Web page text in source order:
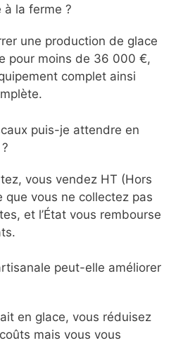
la ferme ?
une production de glace
pour moins de 36 000 €,
complet ainsi
puis-je attendre en
vous vendez HT (Hors
que vous ne collectez pas
et l’État vous rembourse
peut-elle améliorer
en glace, vous réduisez
mais vous vous